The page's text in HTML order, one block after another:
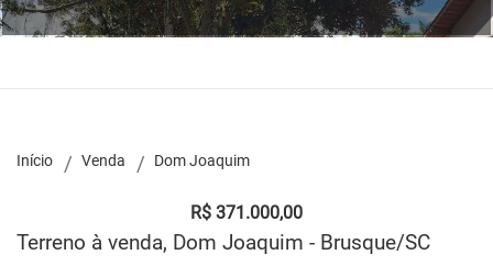
Início Venda Dom Joaquim
R$ 371.000,00
Terreno à venda, Dom Joaquim - Brusque/SC